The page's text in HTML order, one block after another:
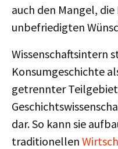
auch den Mangel,
unbefriedigten
Wissenschaftsintern
Konsumgeschichte
getrennter
dar. So kann sie
traditionellen